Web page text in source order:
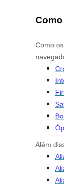
Como
Além